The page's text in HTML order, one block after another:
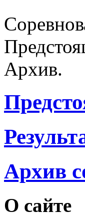
Архив.
Архив
О сайте